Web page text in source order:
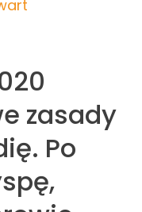
zasady
Po